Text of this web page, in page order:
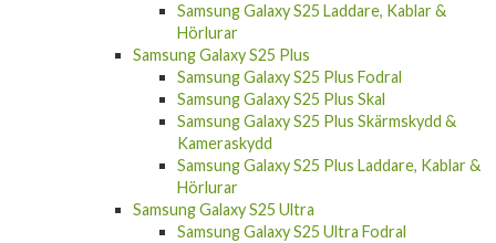
Samsung Galaxy S25 Laddare, Kablar &
Hörlurar
Samsung Galaxy S25 Plus
Samsung Galaxy S25 Plus Fodral
Samsung Galaxy S25 Plus Skal
Samsung Galaxy S25 Plus Skärmskydd &
Kameraskydd
Samsung Galaxy S25 Plus Laddare, Kablar &
Hörlurar
Samsung Galaxy S25 Ultra
Samsung Galaxy S25 Ultra Fodral